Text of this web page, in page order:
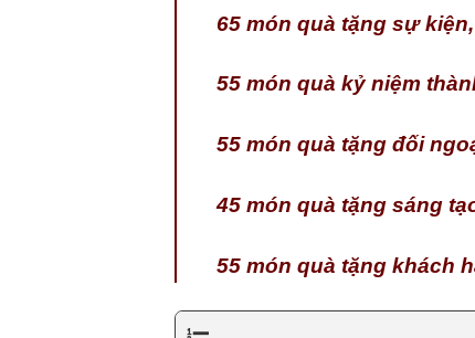
65 món quà tặng sự
55 món quà kỷ niệm
55 món quà tặng đối
45 món quà tặng sáng
55 món quà tặng khách